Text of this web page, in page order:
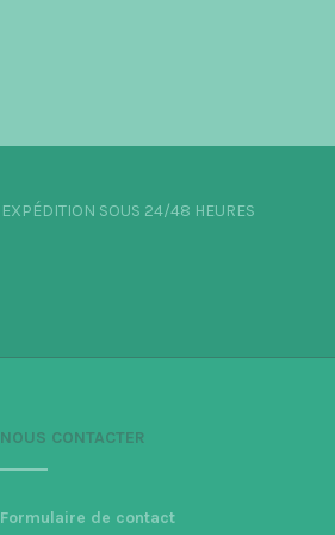
EXPÉDITION SOUS 24/48 HEURES
NOUS CONTACTER
Formulaire de contact